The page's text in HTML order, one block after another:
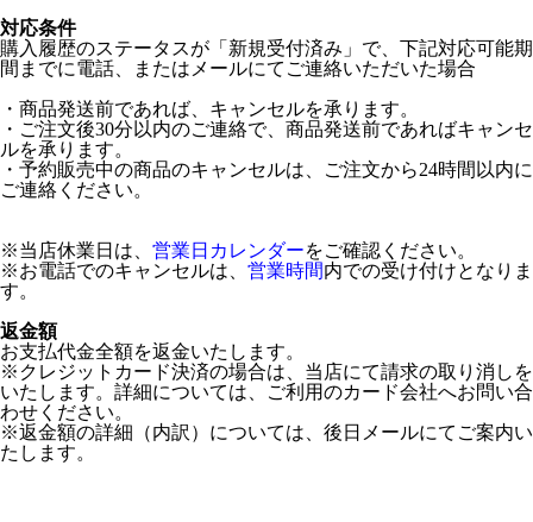
対応条件
購入履歴のステータスが「新規受付済み」で、下記対応可能期
間までに電話、またはメールにてご連絡いただいた場合
・商品発送前であれば、キャンセルを承ります。
・ご注文後30分以内のご連絡で、商品発送前であればキャンセ
ルを承ります。
・予約販売中の商品のキャンセルは、ご注文から24時間以内に
ご連絡ください。
※当店休業日は、 営業日カレンダーをご確認ください。
※お電話でのキャンセルは、 営業時間内での受け付けとなりま
す。
返金額
お支払代金全額を返金いたします。
※クレジットカード決済の場合は、当店にて請求の取り消しを
いたします。詳細については、ご利用のカード会社へお問い合
わせください。
※返金額の詳細（内訳）については、後日メールにてご案内い
たします。